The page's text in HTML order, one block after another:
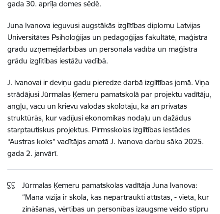
gada 30. aprīļa domes sēdē.
Juna Ivanova ieguvusi augstākās izglītības diplomu Latvijas
Universitātes Psiholoģijas un pedagoģijas fakultātē, maģistra
grādu uzņēmējdarbības un personāla vadībā un maģistra
grādu izglītības iestāžu vadībā.
J. Ivanovai ir deviņu gadu pieredze darbā izglītības jomā. Viņa
strādājusi Jūrmalas Ķemeru pamatskolā par projektu vadītāju,
angļu, vācu un krievu valodas skolotāju, kā arī privātās
struktūrās, kur vadījusi ekonomikas nodaļu un dažādus
starptautiskus projektus. Pirmsskolas izglītības iestādes
“Austras koks” vadītājas amatā J. Ivanova darbu sāka 2025.
gada 2. janvārī.
Jūrmalas Ķemeru pamatskolas vadītāja Juna Ivanova:
“Mana vīzija ir skola, kas nepārtraukti attīstās, - vieta, kur
zināšanas, vērtības un personības izaugsme veido stipru